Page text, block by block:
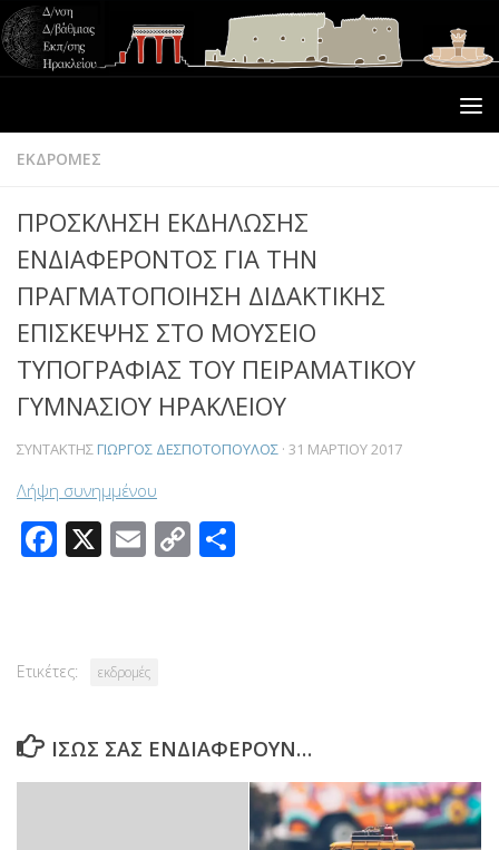
ΕΚΔΡΟΜΕΣ
ΠΡΟΣΚΛΗΣΗ ΕΚΔΗΛΩΣΗΣ
ΕΝΔΙΑΦΕΡΟΝΤΟΣ ΓΙΑ ΤΗΝ
ΠΡΑΓΜΑΤΟΠΟΙΗΣΗ ΔΙΔΑΚΤΙΚΗΣ
ΕΠΙΣΚΕΨΗΣ ΣΤΟ ΜΟΥΣΕΙΟ
ΤΥΠΟΓΡΑΦΙΑΣ ΤΟΥ ΠΕΙΡΑΜΑΤΙΚΟΥ
ΓΥΜΝΑΣΙΟΥ ΗΡΑΚΛΕΙΟΥ
ΣΥΝΤΆΚΤΗΣ ΓΙΏΡΓΟΣ ΔΕΣΠΟΤΌΠΟΥΛΟΣ · 31 ΜΑΡΤΊΟΥ 2017
Λήψη συνημμένου
Facebook
X Email
Copy
Ετικέτες: εκδρομές
ΊΣΩΣ ΣΑΣ ΕΝΔΙΑΦΈΡΟΥΝ…